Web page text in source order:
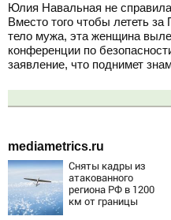
Юлия Навальная не
Вместо того чтобы лететь
тело мужа, эта женщина
конференции по
заявление, что поднимет
mediametrics.ru
Сняты кадры из
атакованного
региона РФ в 1200
км от границы